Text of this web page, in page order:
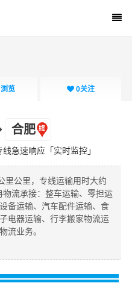
浏览 0关注
合肥
急速响应「实时监控」
里公里，专线运输用时大约
流承接：整车运输、零担运
备运输、汽车配件运输、食
电器运输、行李搬家物流运
流业务。